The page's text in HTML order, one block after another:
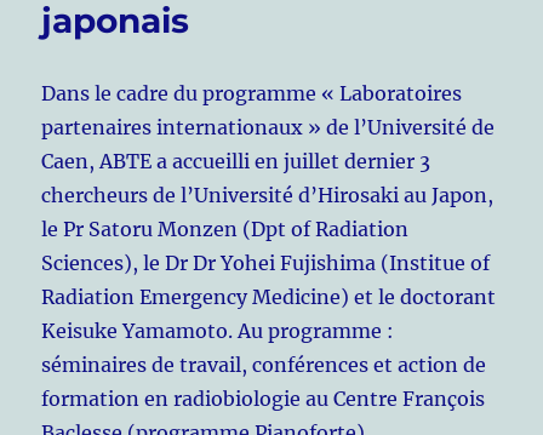
japonais
Dans le cadre du programme « Laboratoires
partenaires internationaux » de l’Université de
Caen, ABTE a accueilli en juillet dernier 3
chercheurs de l’Université d’Hirosaki au Japon,
le Pr Satoru Monzen (Dpt of Radiation
Sciences), le Dr Dr Yohei Fujishima (Institue of
Radiation Emergency Medicine) et le doctorant
Keisuke Yamamoto. Au programme :
séminaires de travail, conférences et action de
formation en radiobiologie au Centre François